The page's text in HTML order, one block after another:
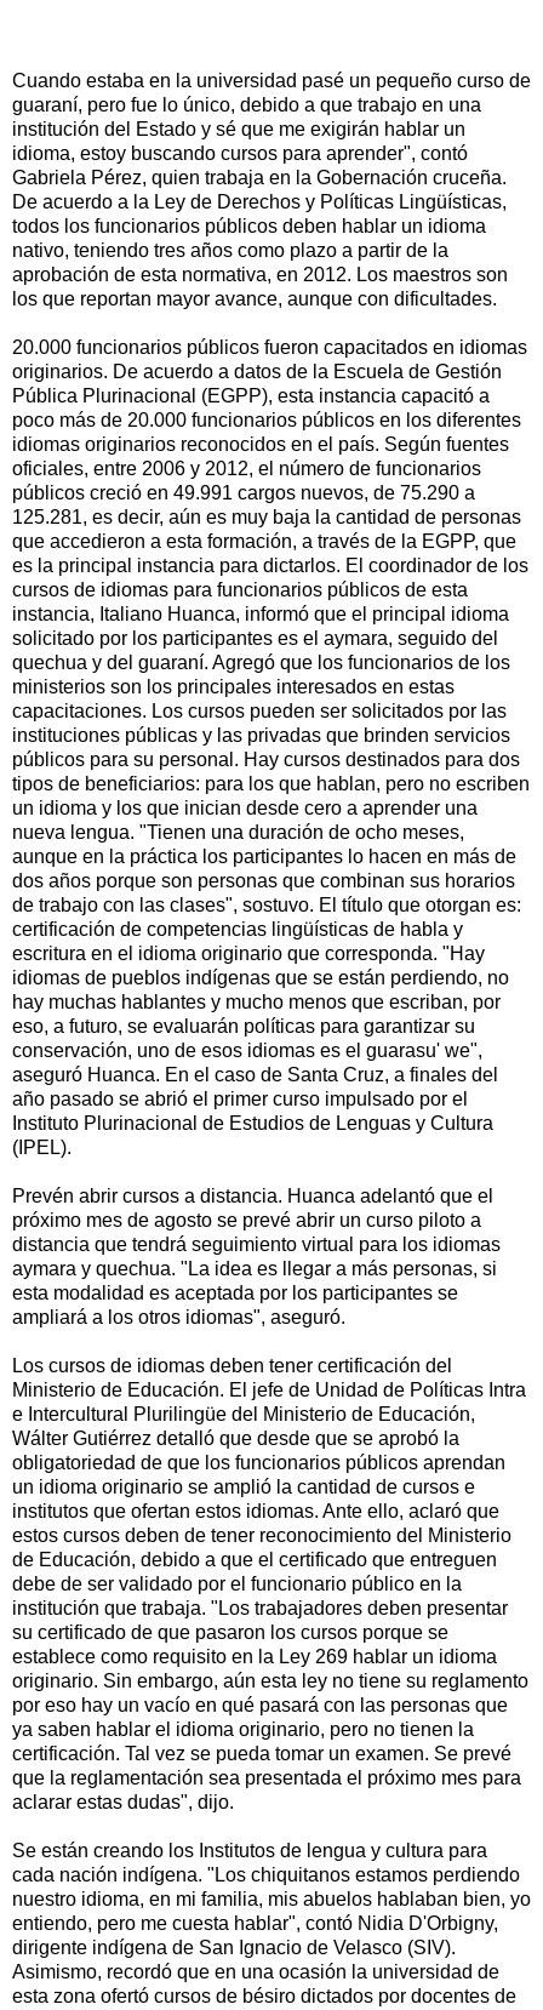
Cuando estaba en la universidad pasé un pequeño curso de
guaraní, pero fue lo único, debido a que trabajo en una
institución del Estado y sé que me exigirán hablar un
idioma, estoy buscando cursos para aprender", contó
Gabriela Pérez, quien trabaja en la Gobernación cruceña.
De acuerdo a la Ley de Derechos y Políticas Lingüísticas,
todos los funcionarios públicos deben hablar un idioma
nativo, teniendo tres años como plazo a partir de la
aprobación de esta normativa, en 2012. Los maestros son
los que reportan mayor avance, aunque con dificultades.
20.000 funcionarios públicos fueron capacitados en idiomas
originarios. De acuerdo a datos de la Escuela de Gestión
Pública Plurinacional (EGPP), esta instancia capacitó a
poco más de 20.000 funcionarios públicos en los diferentes
idiomas originarios reconocidos en el país. Según fuentes
oficiales, entre 2006 y 2012, el número de funcionarios
públicos creció en 49.991 cargos nuevos, de 75.290 a
125.281, es decir, aún es muy baja la cantidad de personas
que accedieron a esta formación, a través de la EGPP, que
es la principal instancia para dictarlos. El coordinador de los
cursos de idiomas para funcionarios públicos de esta
instancia, Italiano Huanca, informó que el principal idioma
solicitado por los participantes es el aymara, seguido del
quechua y del guaraní. Agregó que los funcionarios de los
ministerios son los principales interesados en estas
capacitaciones. Los cursos pueden ser solicitados por las
instituciones públicas y las privadas que brinden servicios
públicos para su personal. Hay cursos destinados para dos
tipos de beneficiarios: para los que hablan, pero no escriben
un idioma y los que inician desde cero a aprender una
nueva lengua. "Tienen una duración de ocho meses,
aunque en la práctica los participantes lo hacen en más de
dos años porque son personas que combinan sus horarios
de trabajo con las clases", sostuvo. El título que otorgan es:
certificación de competencias lingüísticas de habla y
escritura en el idioma originario que corresponda. "Hay
idiomas de pueblos indígenas que se están perdiendo, no
hay muchas hablantes y mucho menos que escriban, por
eso, a futuro, se evaluarán políticas para garantizar su
conservación, uno de esos idiomas es el guarasu' we",
aseguró Huanca. En el caso de Santa Cruz, a finales del
año pasado se abrió el primer curso impulsado por el
Instituto Plurinacional de Estudios de Lenguas y Cultura
(IPEL).
Prevén abrir cursos a distancia. Huanca adelantó que el
próximo mes de agosto se prevé abrir un curso piloto a
distancia que tendrá seguimiento virtual para los idiomas
aymara y quechua. "La idea es llegar a más personas, si
esta modalidad es aceptada por los participantes se
ampliará a los otros idiomas", aseguró.
Los cursos de idiomas deben tener certificación del
Ministerio de Educación. El jefe de Unidad de Políticas Intra
e Intercultural Plurilingüe del Ministerio de Educación,
Wálter Gutiérrez detalló que desde que se aprobó la
obligatoriedad de que los funcionarios públicos aprendan
un idioma originario se amplió la cantidad de cursos e
institutos que ofertan estos idiomas. Ante ello, aclaró que
estos cursos deben de tener reconocimiento del Ministerio
de Educación, debido a que el certificado que entreguen
debe de ser validado por el funcionario público en la
institución que trabaja. "Los trabajadores deben presentar
su certificado de que pasaron los cursos porque se
establece como requisito en la Ley 269 hablar un idioma
originario. Sin embargo, aún esta ley no tiene su reglamento
por eso hay un vacío en qué pasará con las personas que
ya saben hablar el idioma originario, pero no tienen la
certificación. Tal vez se pueda tomar un examen. Se prevé
que la reglamentación sea presentada el próximo mes para
aclarar estas dudas", dijo.
Se están creando los Institutos de lengua y cultura para
cada nación indígena. "Los chiquitanos estamos perdiendo
nuestro idioma, en mi familia, mis abuelos hablaban bien, yo
entiendo, pero me cuesta hablar", contó Nidia D'Orbigny,
dirigente indígena de San Ignacio de Velasco (SIV).
Asimismo, recordó que en una ocasión la universidad de
esta zona ofertó cursos de bésiro dictados por docentes de